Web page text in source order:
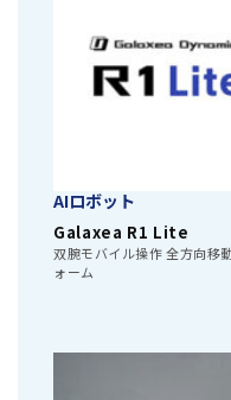
AIロボット
Galaxea R1 Lite
双腕モバイル操作 全方向移
ォーム